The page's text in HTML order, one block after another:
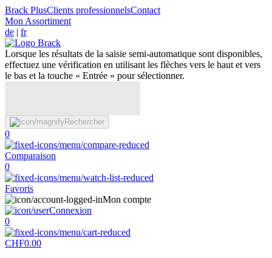
Brack PlusClients professionnelsContact
Mon Assortiment
de | fr
Lorsque les résultats de la saisie semi-automatique sont disponibles,
effectuez une vérification en utilisant les flèches vers le haut et vers
le bas et la touche « Entrée » pour sélectionner.
Rechercher
0
Comparaison
0
Favoris
Mon compte
Connexion
0
CHF0.00